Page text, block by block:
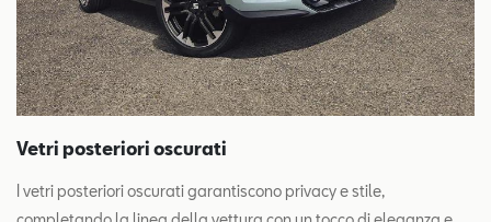
Vetri posteriori oscurati
I vetri posteriori oscurati garantiscono privacy e stile,